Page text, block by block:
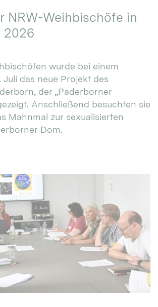
NRW-Weihbischöfe in
2026
wurde bei einem
das neue Projekt des
der „Paderborner
Anschließend besuchten sie
Mahnmal zur sexualisierten
Dom.